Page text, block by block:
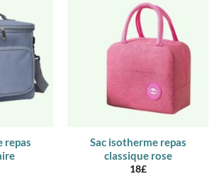
repas
Sac isotherme repas
classique rose
18£